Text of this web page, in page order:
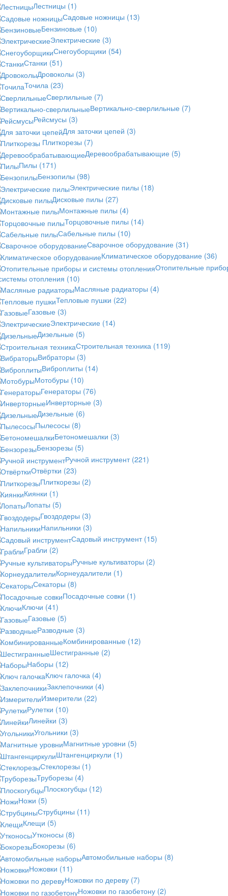
Лестницы (1)
Садовые ножницы (13)
Бензиновые (10)
Электрические (3)
Снегоуборщики (54)
Станки (51)
Дровоколы (3)
Точила (23)
Сверлильные (7)
Вертикально-сверлильные (7)
Рейсмусы (3)
Для заточки цепей (3)
Плиткорезы (7)
Деревообрабатывающие (5)
Пилы (171)
Бензопилы (98)
Электрические пилы (18)
Дисковые пилы (27)
Монтажные пилы (4)
Торцовочные пилы (14)
Сабельные пилы (10)
Сварочное оборудование (31)
Климатическое оборудование (36)
Отопительные
отопления (10)
Масляные радиаторы (4)
Тепловые пушки (22)
Газовые (3)
Электрические (14)
Дизельные (5)
Строительная техника (119)
Вибраторы (3)
Виброплиты (14)
Мотобуры (10)
Генераторы (76)
Инверторные (3)
Дизельные (6)
Пылесосы (8)
Бетономешалки (3)
Бензорезы (5)
Ручной инструмент (221)
Отвёртки (23)
Плиткорезы (2)
Киянки (1)
Лопаты (5)
Гвоздодеры (3)
Напильники (3)
Садовый инструмент (15)
Грабли (2)
Ручные культиваторы (2)
Корнеудалители (1)
Секаторы (8)
Посадочные совки (1)
Ключи (41)
Газовые (5)
Разводные (3)
Комбинированные (12)
Шестигранные (2)
Наборы (12)
Ключ галочка (4)
Заклепочники (4)
Измерители (22)
Рулетки (10)
Линейки (3)
Угольники (3)
Магнитные уровни (5)
Штангенциркули (1)
Стеклорезы (1)
Труборезы (4)
Плоскогубцы (12)
Ножи (5)
Струбцины (11)
Клещи (5)
Утконосы (8)
Бокорезы (6)
Автомобильные наборы (8)
Ножовки (11)
Ножовки по дереву (7)
Ножовки по газобетону (2)